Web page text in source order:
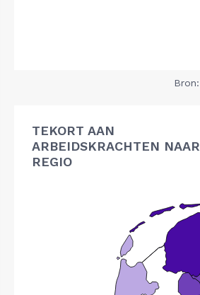
Bron:
TEKORT AAN
ARBEIDSKRACHTEN NAAR
REGIO